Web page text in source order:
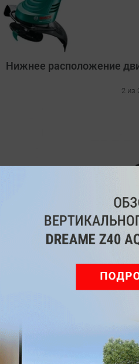
Нижнее расположение
2 из